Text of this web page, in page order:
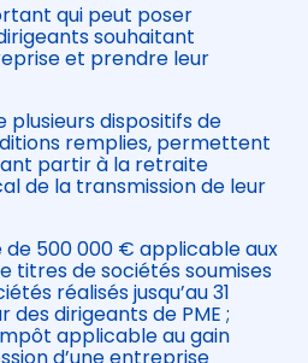
qui peut poser
souhaitant
et prendre leur
plusieurs dispositifs de
remplies, permettent
partir à la retraite
de la transmission de leur
500 000 € applicable aux
titres de sociétés soumises
réalisés jusqu’au 31
dirigeants de PME ;
applicable au gain